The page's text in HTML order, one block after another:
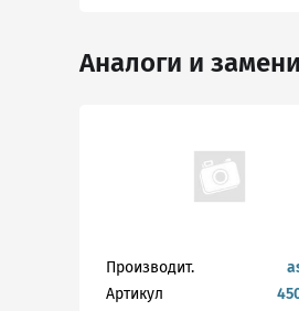
Аналоги и
Производит.
Артикул